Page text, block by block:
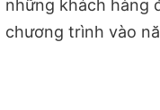
những khách hàng
chương trình vào